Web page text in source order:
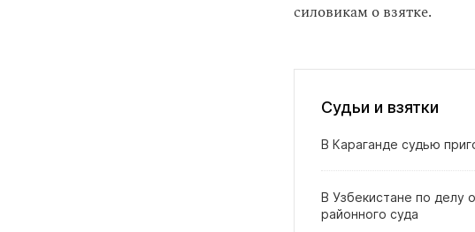
силовикам о взятке.
Судьи и взятки
В Караганде судью
В Узбекистане по делу
районного суда